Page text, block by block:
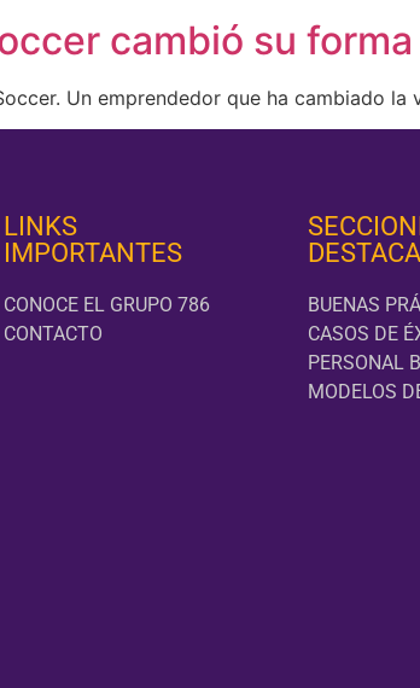
cambió su
Un emprendedor que ha cambiado
LINKS
IMPORTANTES
CONOCE EL GRUPO 786
CONTACTO
BUENAS
CASOS DE
PERSONAL
MODELOS